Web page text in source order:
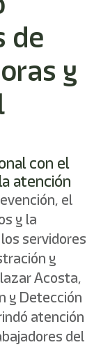
de
y
con el
atención
el
y la
servidores
y
Acosta,
y Detección
atención
del